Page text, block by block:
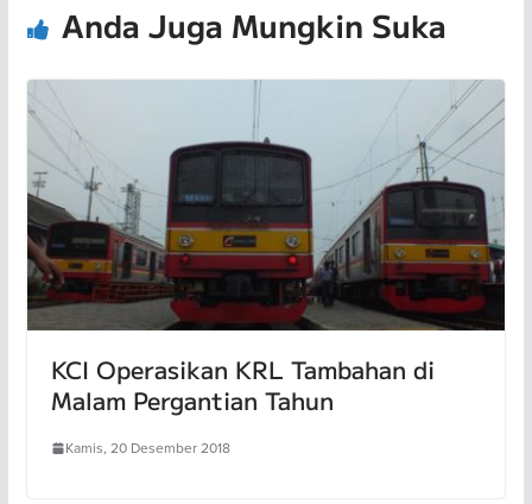
Anda Juga Mungkin Suka
KCI Operasikan KRL Tambahan di
Malam Pergantian Tahun
Kamis, 20 Desember 2018